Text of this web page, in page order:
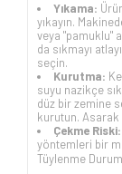
Yıkama:
yıkayın.
veya "pamuklu"
da sıkmayı
seçin.
Kurutma:
suyu nazikçe
düz bir zemine
kurutun.
Çekme Riski:
yöntemleri bir
Tüylenme